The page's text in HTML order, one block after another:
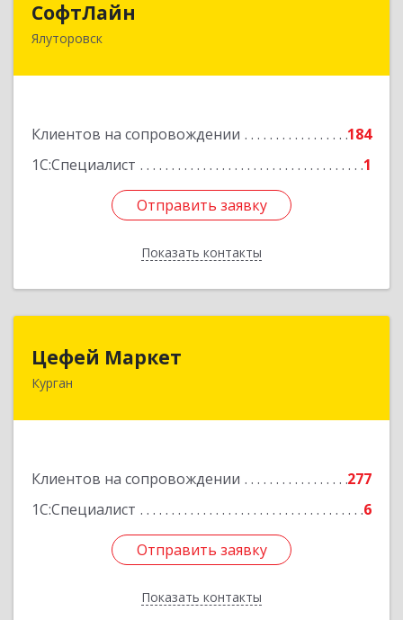
СофтЛайн
Ялуторовск
Клиентов на сопровождении
184
1С:Специалист
1
Отправить заявку
Показать контакты
627010, Тюменская обл, Ялуторовский р-н,
Отправить заявку
Назад
Цефей Маркет
Курган
Клиентов на сопровождении
277
1С:Специалист
6
Отправить заявку
Показать контакты
640002, Курганская обл, Курган г, М.Горького
Отправить заявку
Назад